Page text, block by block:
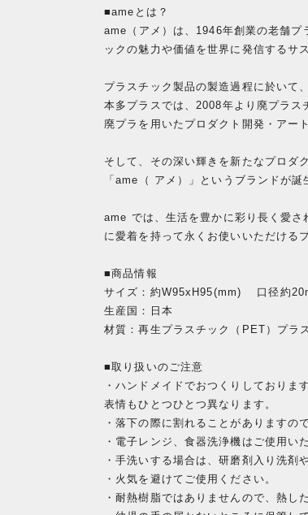
■ameとは？
ame（アメ）は、1946年創業の老舗プ
ックの魅力や価値を世界に発信するサ
プラスチック製品の製造過程に於いて
本多プラスでは、2008年より廃プラ
廃プラを用いたプロダクト開発・アー
そして、その深い輝きを新たなプロダ
「ame（ アメ）」というブランドが誕
ame では、生活を豊かに彩り長く愛
に愛着を持って永くお使いいただける
■商品情報
サイズ：約W95xH95(mm) 口径約
生産国：日本
材質：再生プラスチック（PET）プラ
■取り扱いのご注意
・ハンドメイドでおつくりしておりま
表情もひとつひとつ異なります。
・落下の際に割れることがありますの
・電子レンジ、食器洗浄機はご使用い
・手洗いする場合は、研磨剤入り洗剤
・火気を避けてご使用ください。
・耐熱樹脂ではありませんので、熱し